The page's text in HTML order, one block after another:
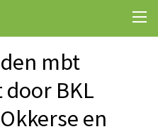
mbt
BKL
en